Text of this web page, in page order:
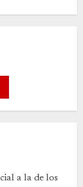
a la de los